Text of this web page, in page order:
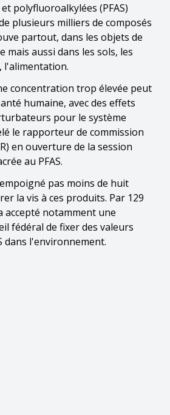
polyfluoroalkylées (PFAS)
plusieurs milliers de composés
partout, dans les objets de
mais aussi dans les sols, les
l'alimentation.
concentration trop élevée peut
humaine, avec des effets
pour le système
le rapporteur de commission
en ouverture de la session
au PFAS.
pas moins de huit
la vis à ces produits. Par 129
accepté notamment une
fédéral de fixer des valeurs
dans l'environnement.